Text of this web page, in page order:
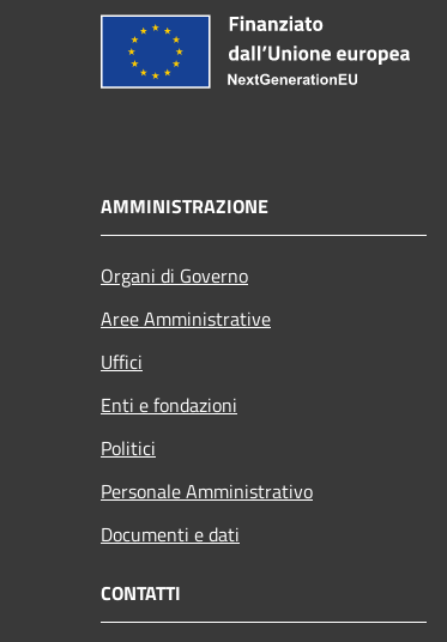
AMMINISTRAZIONE
Organi di Governo
Aree Amministrative
Uffici
Enti e fondazioni
Politici
Personale Amministrativo
Documenti e dati
CONTATTI